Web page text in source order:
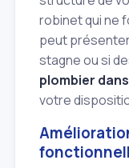
robinet qui ne
peut
stagne ou si
plombier dans
votre